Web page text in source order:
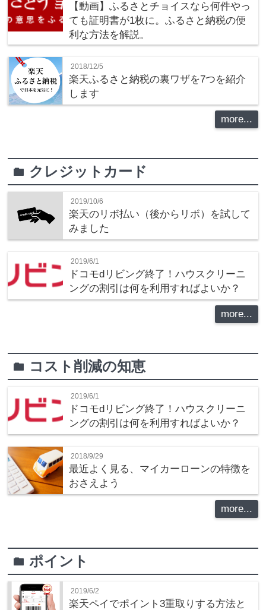
【動画】ふるさとチョイスなら何件やっ
ても証明書が1枚に。ふるさと納税の便
利な方法を解説。
2018/12/5
楽天ふるさと納税の裏ワザを7つを紹介
します
more...
folder クレジットカード
2019/10/6
楽天のリボ払い（後からリボ）を試して
みました
2019/6/1
ドコモdリビング終了！ハウスクリーニ
ングの割引は何を利用すればよいか？
more...
folder コスト削減の知恵
2019/6/1
ドコモdリビング終了！ハウスクリーニ
ングの割引は何を利用すればよいか？
2018/9/29
最近よく見る、マイカーローンの特徴を
おさえよう
more...
folderポイント
2019/6/2
楽天ペイでポイント3重取りする方法と